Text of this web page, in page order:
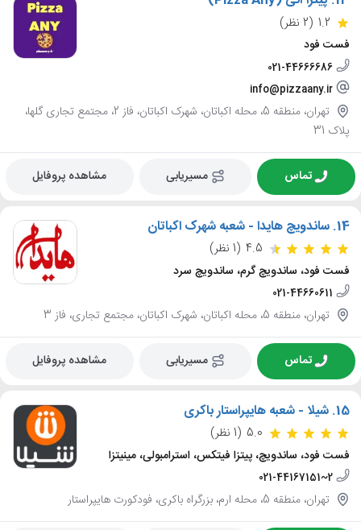
1.2 (2 نظر)
فست فود
021-44666686
info@pizzaany.ir
تهران، منطقه 5، محله اکباتان، شهرک اکباتان، فاز 2، مجتمع تجاری گلها،
پلاک 31
تماس مسیریابی مشاهده پروفایل
14. ساندویچ هایدا - شعبه شهرک اکباتان
4.5 (1 نظر)
فست فود، ساندویچ گرم، ساندویچ سرد
021-44660611
تهران، منطقه 5، محله اکباتان، شهرک اکباتان، مجتمع تجاری، فاز 3
تماس مسیریابی مشاهده پروفایل
15. شیلا - شعبه هایپراستار باکری
5.0 (1 نظر)
فست فود، ساندویچ، پیتزا فیتکس، استرامبولی، مینیتزا
021-44167151~2
تهران، منطقه 5، محله ارم، بزرگراه باکری، فودکورت هایپراستار